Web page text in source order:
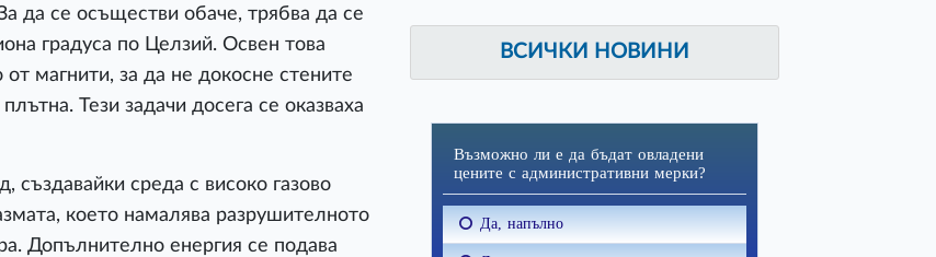
да се осъществи обаче, трябва да се
градуса по Целзий. Освен това
магнити, за да не докосне стените
Тези задачи досега се оказваха
създавайки среда с високо газово
което намалява разрушителното
Допълнително енергия се подава
ВСИЧКИ НОВИНИ